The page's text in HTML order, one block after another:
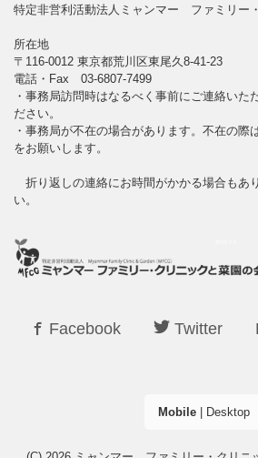
特定非営利活動法人ミャンマー ファミリー
所在地
〒116-0012 東京都荒川区東尾久8-41-23
電話・Fax 03-6807-7499
・事務局訪問時はなるべく事前にご連絡いた
ださい。
・事務局が不在の場合があります。不在の際
をお願いします。
折り返しの連絡にお時間がかかる場合もあ
い。
Facebook Twitter
Mobile| Desktop